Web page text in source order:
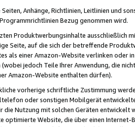
Seiten, Anhänge, Richtlinien, Leitlinien und
Bezug genommen wird.
Produktwerbungsinhalte ausschließlich
Seite, auf die sich der betreffende
als einer Amazon-Website verlinken oder
jedoch Teile Ihrer Anwendung, die
Amazon-Website enthalten dürfen).
vorherige schriftliche Zustimmung
oder sonstigen Mobilgerät
die Nutzung mit solchen Geräten
optimierte Website, die über einen